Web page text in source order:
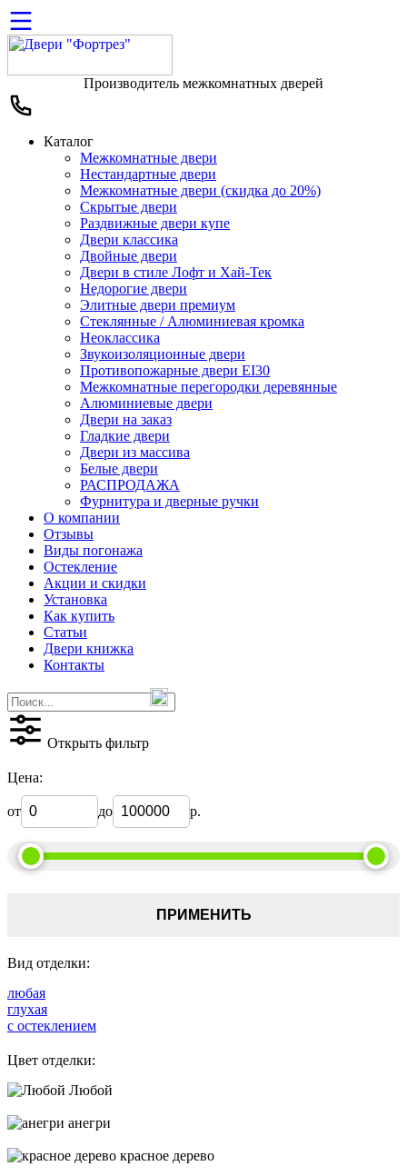
Производитель межкомнатных дверей
Каталог
Межкомнатные двери
Нестандартные двери
Межкомнатные двери (скидка до 20%)
Скрытые двери
Раздвижные двери купе
Двери классика
Двойные двери
Двери в стиле Лофт и Хай-Тек
Недорогие двери
Элитные двери премиум
Стеклянные / Алюминиевая кромка
Неоклассика
Звукоизоляционные двери
Противопожарные двери EI30
Межкомнатные перегородки деревянные
Алюминиевые двери
Двери на заказ
Гладкие двери
Двери из массива
Белые двери
РАСПРОДАЖА
Фурнитура и дверные ручки
О компании
Отзывы
Виды погонажа
Остекление
Акции и скидки
Установка
Как купить
Статьи
Двери книжка
Контакты
Открыть фильтр
Цена:
от до р.
ПРИМЕНИТЬ
Вид отделки:
любая
глухая
с остеклением
Цвет отделки:
Любой
анегри
красное дерево